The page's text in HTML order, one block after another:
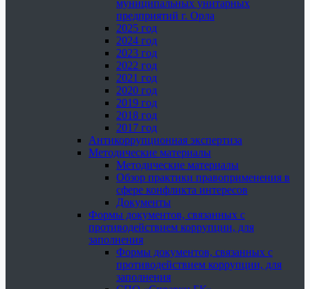
муниципальных унитарных
предприятий г. Орла
2025 год
2024 год
2023 год
2022 год
2021 год
2020 год
2019 год
2018 год
2017 год
Антикоррупционная экспертиза
Методические материалы
Методические материалы
Обзор практики правоприменения в
сфере конфликта интересов
Документы
Формы документов, связанных с
противодействием коррупции, для
заполнения
Формы документов, связанных с
противодействием коррупции, для
заполнения